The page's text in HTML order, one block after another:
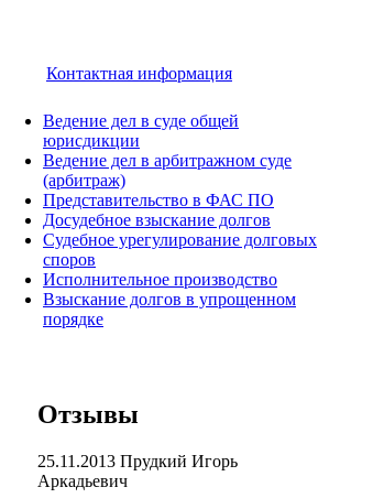
Контактная информация
Ведение дел в суде общей
юрисдикции
Ведение дел в арбитражном суде
(арбитраж)
Представительство в ФАС ПО
Досудебное взыскание долгов
Судебное урегулирование долговых
споров
Исполнительное производство
Взыскание долгов в упрощенном
порядке
Отзывы
25.11.2013 Прудкий Игорь
Аркадьевич